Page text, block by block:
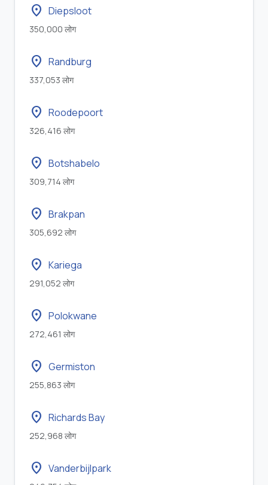
location_on Diepsloot
350,000 लोग
location_on Randburg
337,053 लोग
location_on Roodepoort
326,416 लोग
location_on Botshabelo
309,714 लोग
location_on Brakpan
305,692 लोग
location_on Kariega
291,052 लोग
location_on Polokwane
272,461 लोग
location_on Germiston
255,863 लोग
location_on Richards Bay
252,968 लोग
location_on Vanderbijlpark